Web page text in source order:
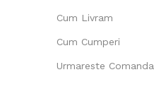
Cum Livram
Cum Cumperi
Urmareste Comanda